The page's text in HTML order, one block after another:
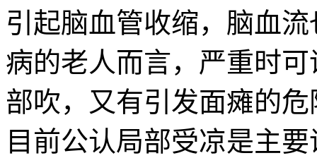
引起脑血管收缩，脑血
病的老人而言，严重时
部吹，又有引发面瘫的
目前公认局部受凉是主